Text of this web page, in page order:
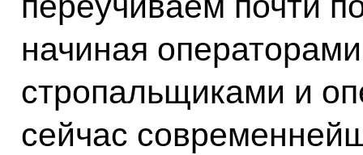
начиная
стропальщиками и
сейчас